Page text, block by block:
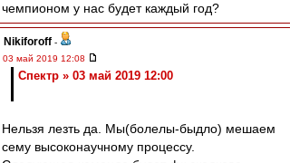
чемпионом у нас будет каждый год?
Nikiforoff -
03 май 2019 12:08
Спектр » 03 май 2019 12:00
Нельзя лезть да. Мы(болелы-быдло) мешаем
сему высоконаучному процессу.